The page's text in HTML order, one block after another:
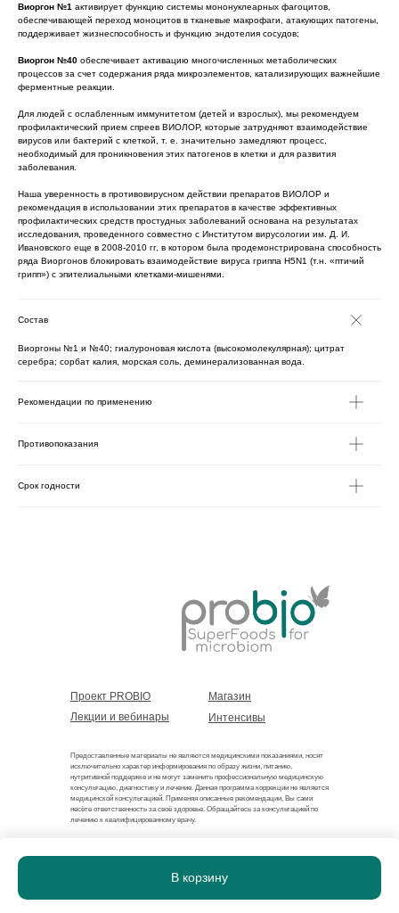
В корзину
Виоргон №1 активирует функцию системы мононуклеарных фагоцитов,
обеспечивающей переход моноцитов в тканевые макрофаги, атакующих патогены,
поддерживает жизнеспособность и функцию эндотелия сосудов;
Виоргон №40 обеспечивает активацию многочисленных метаболических
процессов за счет содержания ряда микроэлементов, катализирующих важнейшие
ферментные реакции.
Для людей с ослабленным иммунитетом (детей и взрослых), мы рекомендуем
профилактический прием спреев ВИОЛОР, которые затрудняют взаимодействие
вирусов или бактерий с клеткой, т. е. значительно замедляют процесс,
необходимый для проникновения этих патогенов в клетки и для развития
заболевания.
Наша уверенность в противовирусном действии препаратов ВИОЛОР и
рекомендация в использовании этих препаратов в качестве эффективных
профилактических средств простудных заболеваний основана на результатах
исследования, проведенного совместно с Институтом вирусологии им. Д. И.
Ивановского еще в 2008-2010 гг, в котором была продемонстрирована способность
ряда Виоргонов блокировать взаимодействие вируса гриппа Н5N1 (т.н. «птичий
грипп») с эпителиальными клетками-мишенями.
Состав
Виоргоны №1 и №40; гиалуроновая кислота (высокомолекулярная); цитрат
серебра; сорбат калия, морская соль, деминерализованная вода.
Рекомендации по применению
Противопоказания
Срок годности
Предоставленные материалы не являются медицинскими показаниями, носят
исключительно характер информирования по образу жизни, питанию,
нутритивной поддержке и не могут заменить профессиональную медицинскую
консультацию, диагностику и лечение. Данная программа коррекции не является
медицинской консультацией. Применяя описанные рекомендации, Вы сами
несёте ответственность за своё здоровье. Обращайтесь за консультацией по
лечению к квалифицированному врачу.
ОГРНИП 325784700463701
Лекции и вебинары
конфиденциальности
Интенсивы
Магазин
Проект PROBIO